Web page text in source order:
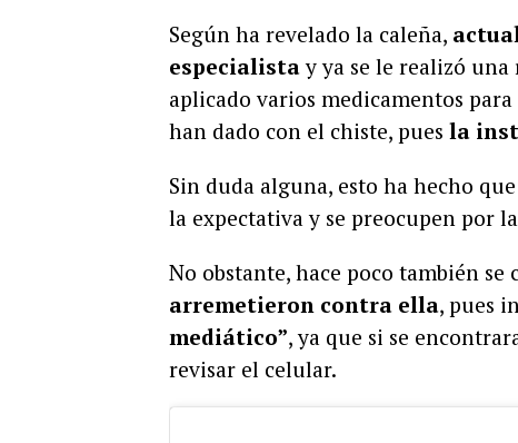
Según ha revelado la caleña,
especialistay ya se le realizó una
aplicado varios medicamentos
han dado con el chiste, pues la
Sin duda alguna, esto ha hecho
la expectativa y se preocupen por
No obstante, hace poco también se
arremetieron contra ella, pues
mediático”, ya que si se
revisar el celular.